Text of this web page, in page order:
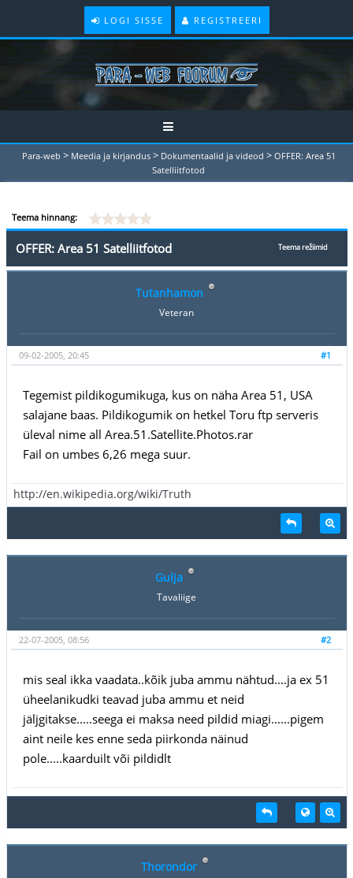
LOGI SISSE REGISTREERI
Para-web > Meedia ja kirjandus > Dokumentaalid ja videod > OFFER: Area 51
Satelliitfotod
Teema hinnang:
Teema režiimid
OFFER: Area 51 Satelliitfotod
Tutanhamon
Veteran
#1
09-02-2005, 20:45
Tegemist pildikogumikuga, kus on näha Area 51, USA
salajane baas. Pildikogumik on hetkel Toru ftp serveris
üleval nime all Area.51.Satellite.Photos.rar
Fail on umbes 6,26 mega suur.
http://en.wikipedia.org/wiki/Truth
Gulja
Tavaliige
#2
22-07-2005, 08:56
mis seal ikka vaadata..kõik juba ammu nähtud....ja ex 51
üheelanikudki teavad juba ammu et neid
jäljgitakse.....seega ei maksa need pildid miagi......pigem
aint neile kes enne seda piirkonda näinud
pole.....kaarduilt või pildidlt
Thorondor